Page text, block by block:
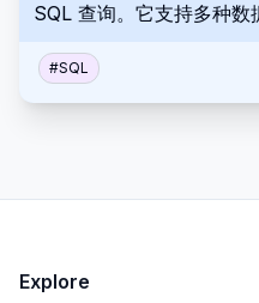
SQL 查询。它支持多种数
#SQL
Explore